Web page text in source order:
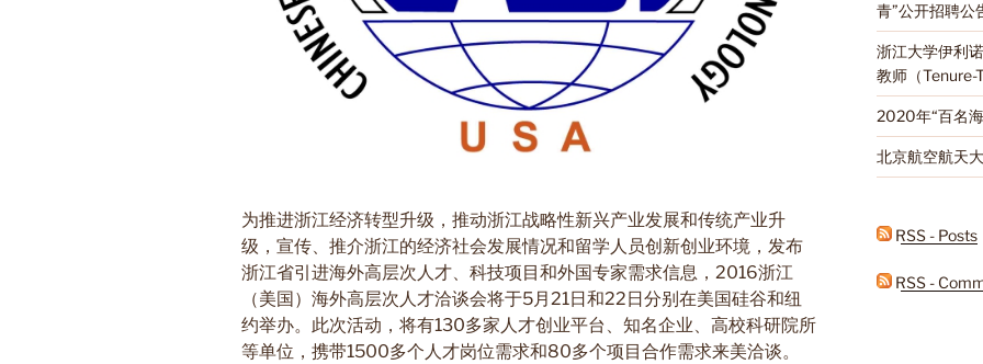
为推进浙江经济转型升级，推动浙江战略性新兴产业发展和传统产业升
级，宣传、推介浙江的经济社会发展情况和留学人员创新创业环境，发布
浙江省引进海外高层次人才、科技项目和外国专家需求信息，2016浙江
（美国）海外高层次人才洽谈会将于5月21日和22日分别在美国硅谷和纽
约举办。此次活动，将有130多家人才创业平台、知名企业、高校科研院所
等单位，携带1500多个人才岗位需求和80多个项目合作需求来美洽谈。
青”公开招聘公
浙江大学伊利
教师（Tenure-
2020年“百名
北京航空航天
RSS - Posts
RSS -